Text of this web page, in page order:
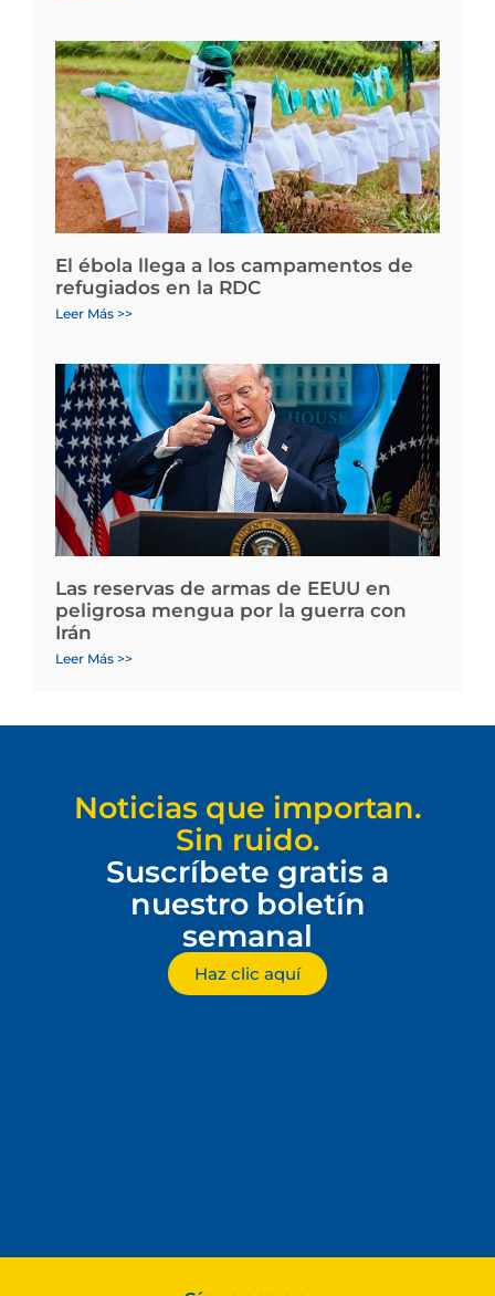
El ébola llega a los campamentos de
refugiados en la RDC
Leer Más >>
Las reservas de armas de EEUU en
peligrosa mengua por la guerra con
Irán
Leer Más >>
Noticias que importan.
Sin ruido.
Suscríbete gratis a
nuestro boletín
semanal
Haz clic aquí